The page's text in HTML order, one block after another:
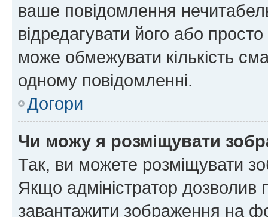
ваше повідомлення
відредагувати його або
може обмежувати кількість
одному повідомленні.
Догори
Чи можу я розміщувати
Так, ви можете розміщувати
Якщо адміністратор
завантажити зображення на